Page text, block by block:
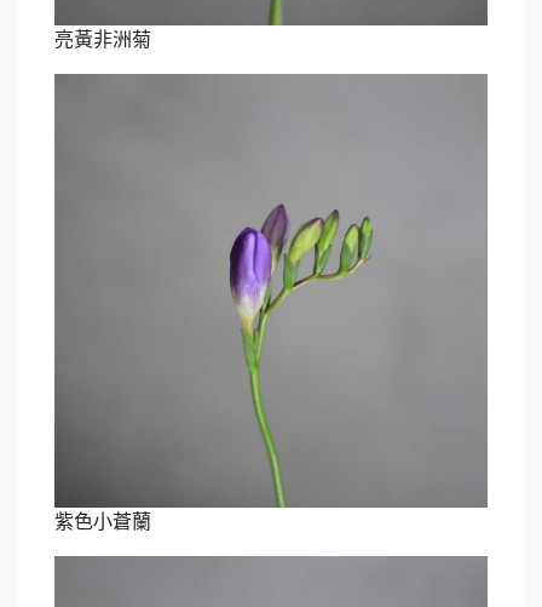
亮黃非洲菊
紫色小蒼蘭